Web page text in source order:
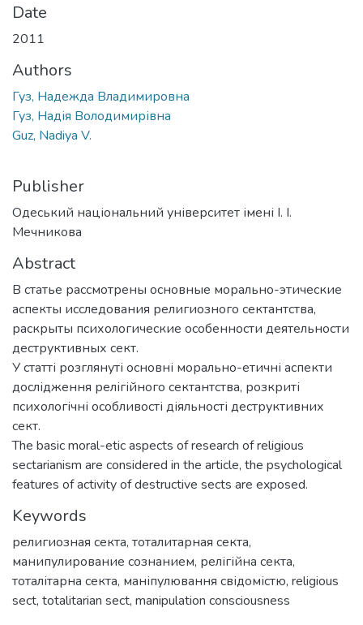
Date
2011
Authors
Гуз, Надежда Владимировна
Гуз, Надія Володимирівна
Guz, Nadiya V.
Publisher
Одеський національний університет імені І. І.
Мечникова
Abstract
В статье рассмотрены основные морально-этические
аспекты исследования религиозного сектантства,
раскрыты психологические особенности деятельности
деструктивных сект.
У статті розглянуті основні морально-етичні аспекти
дослідження релігійного сектантства, розкриті
психологічні особливості діяльності деструктивних
сект.
The basic moral-etic aspects of research of religious
sectarianism are considered in the article, the psychological
features of activity of destructive sects are exposed.
Keywords
религиозная секта, тоталитарная секта,
манипулирование сознанием, релігійна секта,
тоталітарна секта, маніпулювання свідомістю, religious
sect, totalitarian sect, manipulation consciousness